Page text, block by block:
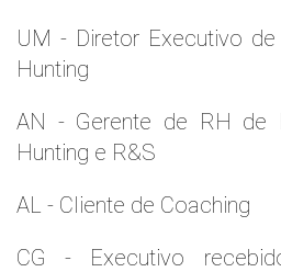
UM - Diretor Executivo
Hunting
AN - Gerente de RH de
Hunting e R&S
AL - Cliente de Coaching
CG - Executivo